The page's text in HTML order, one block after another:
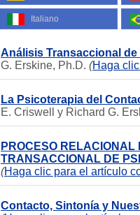
Italiano
Análisis Transaccional
G. Erskine, Ph.D. (Haga
La Psicoterapia del
E. Criswell y Richard G.
PROCESO
TRANSACCIONAL DE
(Haga clic para el artículo
Contacto, Sintonía y